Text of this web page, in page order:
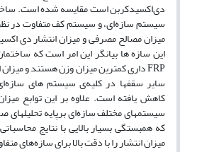
دی‌اکسیدکربن است مقایسه شده است.
سیستم سازه‌ای، و سیستم کف متفاوت در
میزان مصالح مصرفی و میزان انتشار دی
این سازه ها بیانگر این امر است که
سایر سقفها در کلیه‌ی سیستم های
کاهش یافته است. علاوه بر این توابع
سیستمهای مختلف سازه‌ای برپایه تحلیلهای
که همبستگی بسیار بالایی با نتایج
میزان انتشار را با دقت بالا برای سازه‌های